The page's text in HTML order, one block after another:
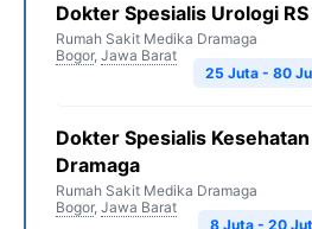
Dokter Spesialis Urologi
Rumah Sakit Medika Dramaga
Bogor, Jawa Barat
25 Juta - 80
Dokter Spesialis
Dramaga
Rumah Sakit Medika Dramaga
Bogor, Jawa Barat
8 Juta - 20